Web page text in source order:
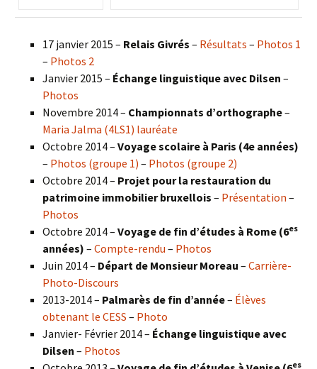
17 janvier 2015 – Relais Givrés – Résultats – Photos 1
– Photos 2
Janvier 2015 – Échange linguistique avec Dilsen –
Photos
Novembre 2014 – Championnats d’orthographe–
Maria Jalma (4LS1) lauréate
Octobre 2014 – Voyage scolaire à Paris (4e années)
– Photos (groupe 1) – Photos (groupe 2)
Octobre 2014 – Projet pour la restauration du
patrimoine immobilier bruxellois – Présentation –
Photos
Octobre 2014 – Voyage de fin d’études à Rome (6es
années) – Compte-rendu – Photos
Juin 2014 – Départ de Monsieur Moreau – Carrière-
Photo-Discours
2013-2014 – Palmarès de fin d’année– Élèves
obtenant le CESS – Photo
Janvier- Février 2014 – Échange linguistique avec
Dilsen – Photos
es